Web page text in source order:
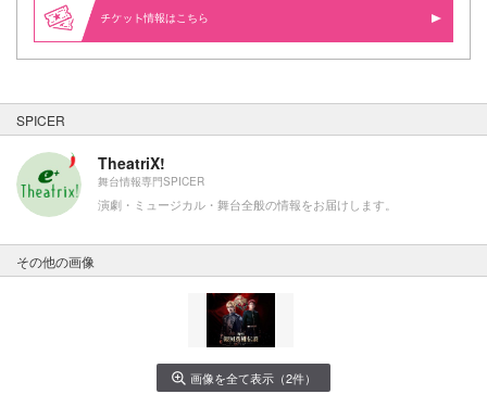
情報はこちら
SPICER
TheatriX!
舞台情報専門SPICER
演劇・ミュージカル・舞台全般の情報をお届けします。
その他の画像
画像を全て表示（2件）